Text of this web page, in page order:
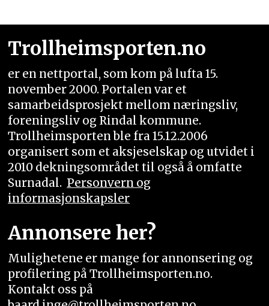
Trollheimsporten.no
er en nettportal, som kom på lufta 15.
november 2000. Portalen var et
samarbeidsprosjekt mellom næringsliv,
foreningsliv og Rindal kommune.
Trollheimsporten ble fra 15.12.2006
organisert som et aksjeselskap og utvidet i
2010 dekningsområdet til også å omfatte
Surnadal. Personvern og
informasjonskapsler
Annonsere her?
Mulighetene er mange for annonsering og
profilering på Trollheimsporten.no.
Kontakt oss på